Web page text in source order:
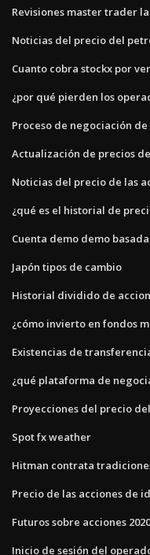
Revisiones master trader
Noticias del precio del
Cuanto cobra stockx por
¿por qué pierden los
Proceso de negociación
Actualización de precios
Noticias del precio de las
¿qué es el historial de
Cuenta demo demo
Japón tipos de cambio
Historial dividido de
¿cómo invierto en fondos
Existencias de
¿qué plataforma de
Proyecciones del precio
Spot fx weather
Hitman contrata
Precio de las acciones de
Futuros sobre acciones 2020
Inicio de sesión del